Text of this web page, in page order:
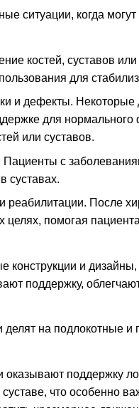
ситуации, когда
костей, суставов
для
и дефекты. Некоторые
для
или суставов.
Пациенты с
суставах.
реабилитации. После
целях, помогая
конструкции и
поддержку,
делят на подлокотные
поддержку
что особенно